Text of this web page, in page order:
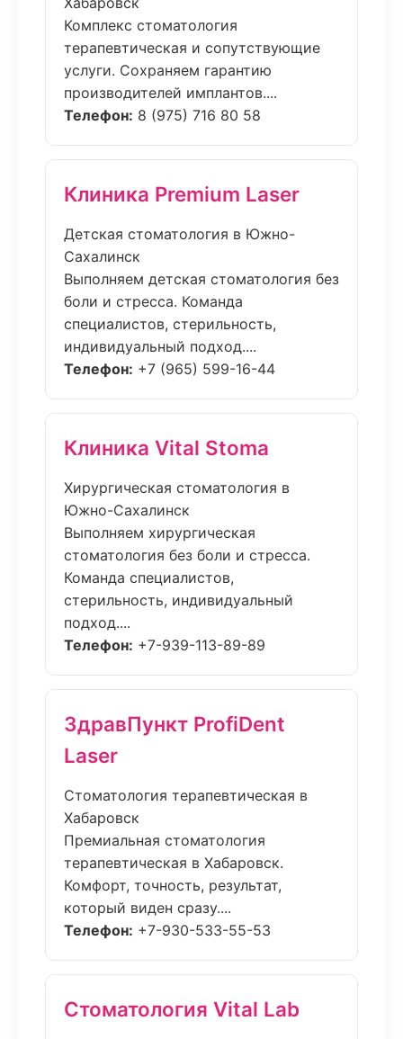
Комплекс стоматология
терапевтическая и сопутствующие
услуги. Сохраняем гарантию
производителей имплантов....
Телефон: 8 (975) 716 80 58
Клиника Premium Laser
Детская стоматология в Южно-
Сахалинск
Выполняем детская стоматология без
боли и стресса. Команда
специалистов, стерильность,
индивидуальный подход....
Телефон: +7 (965) 599-16-44
Клиника Vital Stoma
Хирургическая стоматология в
Южно-Сахалинск
Выполняем хирургическая
стоматология без боли и стресса.
Команда специалистов,
стерильность, индивидуальный
подход....
Телефон: +7-939-113-89-89
ЗдравПункт ProfiDent
Laser
Стоматология терапевтическая в
Хабаровск
Премиальная стоматология
терапевтическая в Хабаровск.
Комфорт, точность, результат,
который виден сразу....
Телефон: +7-930-533-55-53
Стоматология Vital Lab